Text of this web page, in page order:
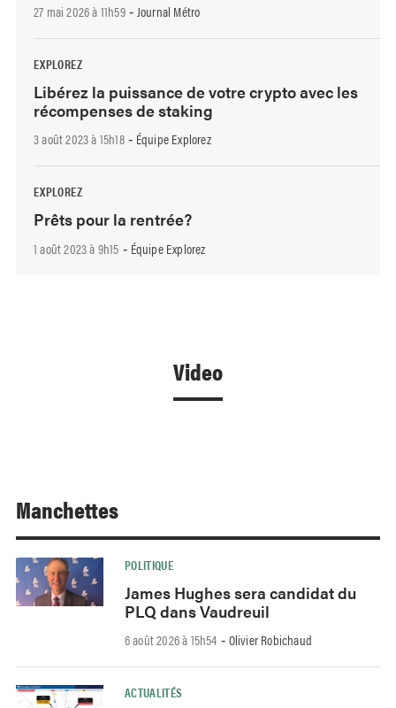
27 mai 2026 à 11h59- Journal Métro
EXPLOREZ
Libérez la puissance de votre crypto avec les
récompenses de staking
3 août 2023 à 15h18- Équipe Explorez
EXPLOREZ
Prêts pour la rentrée?
1 août 2023 à 9h15 - Équipe Explorez
Video
Manchettes
POLITIQUE
James Hughes sera candidat du
PLQ dans Vaudreuil
6 août 2026 à 15h54 - Olivier Robichaud
ACTUALITÉS